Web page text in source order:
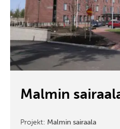
Malmin
Projekt: Malmin sairaala